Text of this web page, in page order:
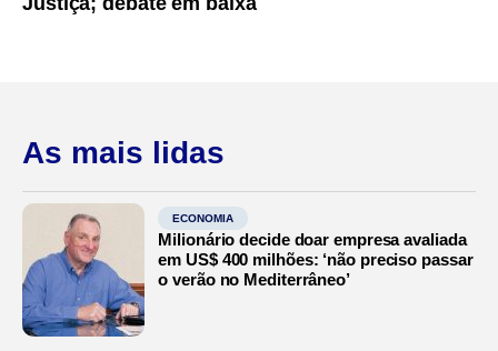
As mais lidas
ECONOMIA
Milionário decide doar empresa avaliada
em US$ 400 milhões: ‘não preciso passar
o verão no Mediterrâneo’